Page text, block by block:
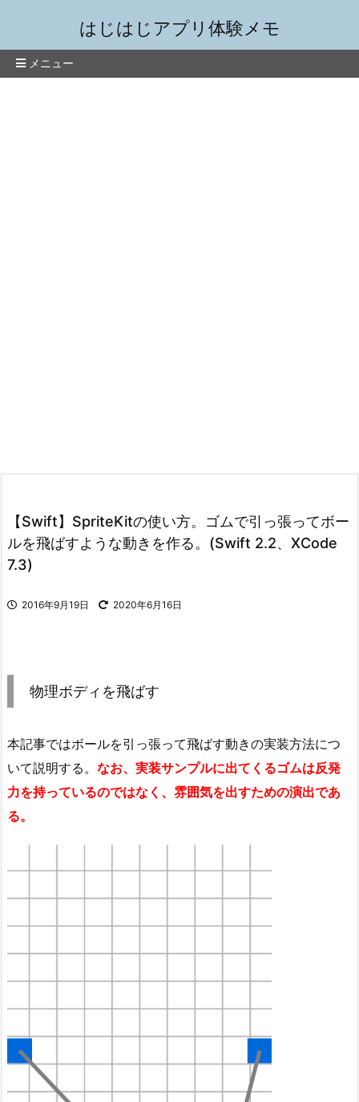
はじはじアプリ体験メモ
メニュー
【Swift】SpriteKitの使い方。ゴムで引っ張ってボー
ルを飛ばすような動きを作る。(Swift 2.2、XCode
7.3)
2016年9月19日 2020年6月16日
物理ボディを飛ばす
本記事ではボールを引っ張って飛ばす動きの実装方法につ
いて説明する。 なお、実装サンプルに出てくるゴムは反発
力を持っているのではなく、雰囲気を出すための演出であ
る。